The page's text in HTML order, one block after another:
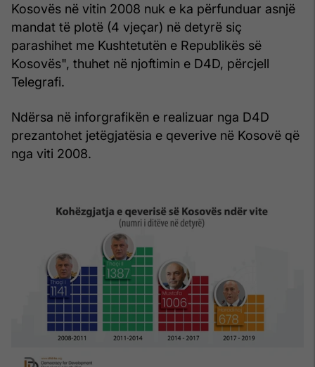
Kosovës në vitin 2008 nuk e ka përfunduar asnjë
mandat të plotë (4 vjeçar) në detyrë siç
parashihet me Kushtetutën e Republikës së
Kosovës", thuhet në njoftimin e D4D, përcjell
Telegrafi.
Ndërsa në inforgrafikën e realizuar nga D4D
prezantohet jetëgjatësia e qeverive në Kosovë që
nga viti 2008.